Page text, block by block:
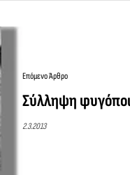
Επόμενο Άρθρο
Σύλληψη
2.3.2013